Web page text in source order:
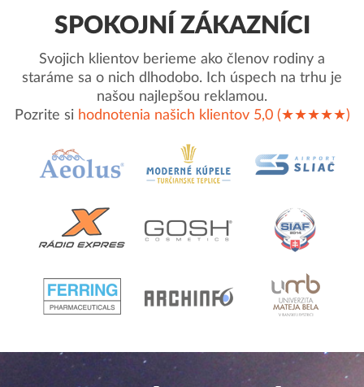
SPOKOJNÍ ZÁKAZNÍCI
Svojich klientov berieme ako členov rodiny a
staráme sa o nich dlhodobo. Ich úspech na trhu je
našou najlepšou reklamou.
Pozrite si hodnotenia našich klientov 5,0 (★★★★★)